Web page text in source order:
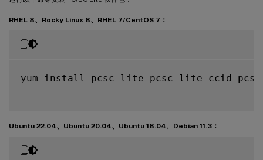
RHEL 8、Rocky Linux 8、RHEL 7/CentOS 7：
yum install pcsc - lite pcsc - lite - ccid pcsc
Ubuntu 22.04、Ubuntu 20.04、Ubuntu 18.04、Debian 11.3：